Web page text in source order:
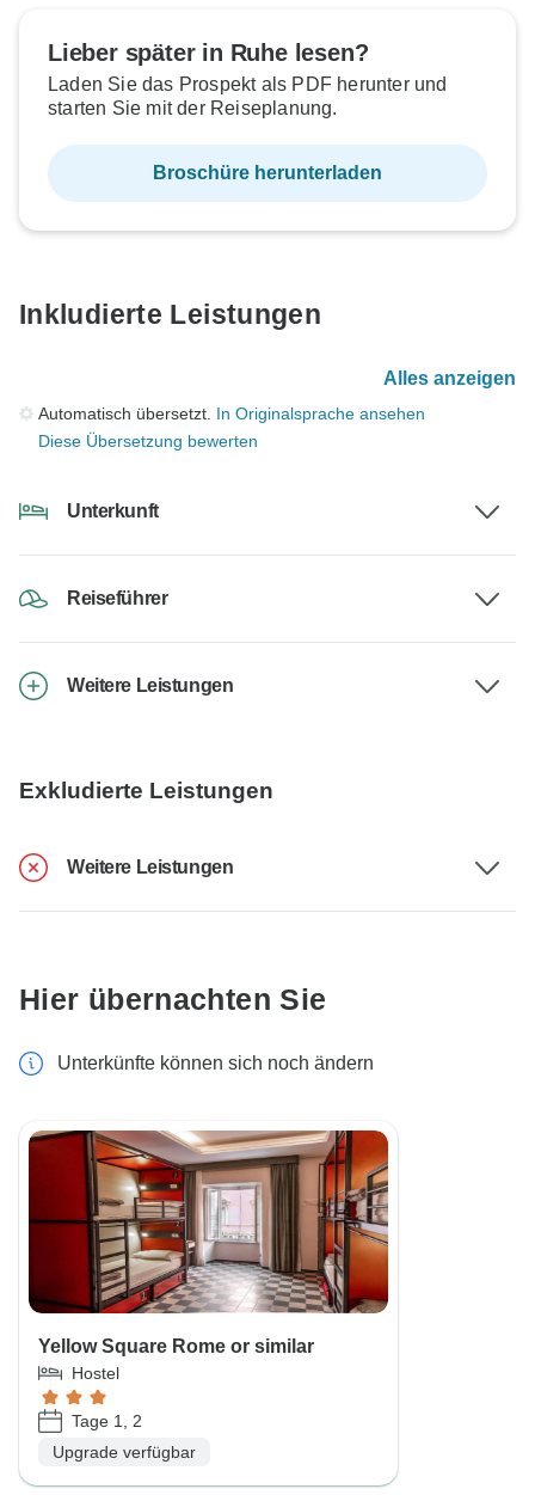
Lieber später in Ruhe lesen?
Laden Sie das Prospekt als PDF herunter und
starten Sie mit der Reiseplanung.
Broschüre herunterladen
Inkludierte Leistungen
Alles anzeigen
Automatisch übersetzt. In Originalsprache ansehen
Diese Übersetzung bewerten
Unterkunft
Reiseführer
Weitere Leistungen
Exkludierte Leistungen
Weitere Leistungen
Hier übernachten Sie
Unterkünfte können sich noch ändern
Yellow Square Rome or similar
Hostel
Tage 1, 2
Upgrade verfügbar